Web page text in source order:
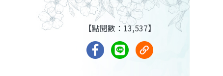
【點閱數：13,537】